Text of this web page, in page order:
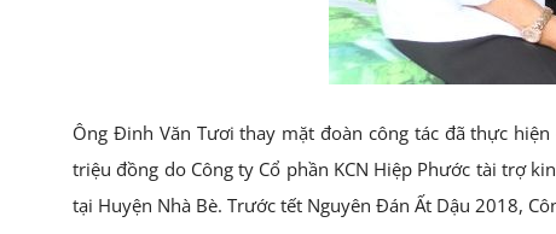
Ông Đinh Văn Tươi thay mặt đoàn công tác đã thực
triệu đồng do Công ty Cổ phần KCN Hiệp Phước tài trợ
tại Huyện Nhà Bè. Trước tết Nguyên Đán Ất Dậu 2018,